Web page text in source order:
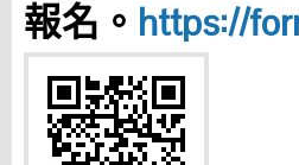
報名。 https://